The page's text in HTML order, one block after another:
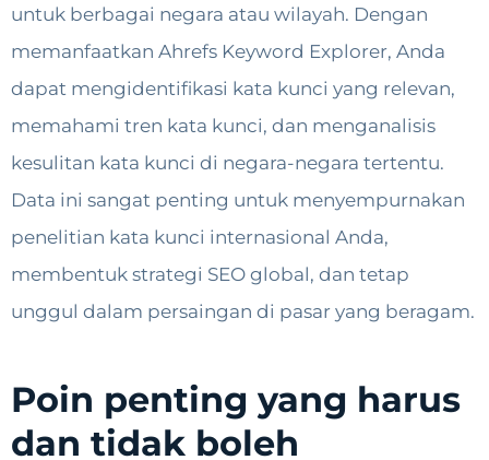
untuk berbagai negara atau wilayah. Dengan
memanfaatkan Ahrefs Keyword Explorer, Anda
dapat mengidentifikasi kata kunci yang relevan,
memahami tren kata kunci, dan menganalisis
kesulitan kata kunci di negara-negara tertentu.
Data ini sangat penting untuk menyempurnakan
penelitian kata kunci internasional Anda,
membentuk strategi SEO global, dan tetap
unggul dalam persaingan di pasar yang beragam.
Poin penting yang harus
dan tidak boleh